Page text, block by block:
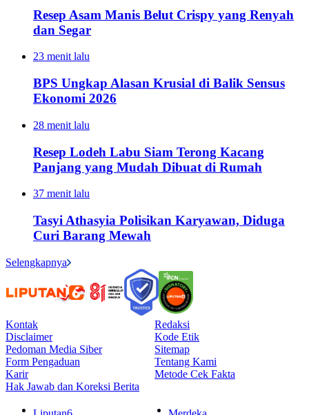
Resep Asam Manis Belut Crispy yang Renyah
dan Segar
23 menit lalu
BPS Ungkap Alasan Krusial di Balik Sensus
Ekonomi 2026
28 menit lalu
Resep Lodeh Labu Siam Terong Kacang
Panjang yang Mudah Dibuat di Rumah
37 menit lalu
Tasyi Athasyia Polisikan Karyawan, Diduga
Curi Barang Mewah
Selengkapnya
Kontak
Redaksi
Disclaimer
Kode Etik
Pedoman Media Siber
Sitemap
Form Pengaduan
Tentang Kami
Karir
Metode Cek Fakta
Hak Jawab dan Koreksi Berita